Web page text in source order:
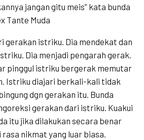
jangan gitu meis” kata bunda
Tante Muda
gerakan istriku. Dia mendekat dan
Dia menjadi pengarah gerak.
pinggul istriku bergerak memutar
Istriku diajari berkali-kali tidak
dgn gerakan itu. Bunda
gerakan dari istriku. Kuakui
itu jika dilakukan secara benar
nikmat yang luar biasa.